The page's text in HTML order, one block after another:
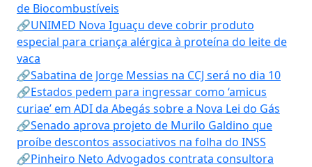
de Biocombustíveis
🔗UNIMED Nova Iguaçu deve cobrir produto
especial para criança alérgica à proteína do leite de
vaca
🔗Sabatina de Jorge Messias na CCJ será no dia 10
🔗Estados pedem para ingressar como ‘amicus
curiae’ em ADI da Abegás sobre a Nova Lei do Gás
🔗Senado aprova projeto de Murilo Galdino que
proíbe descontos associativos na folha do INSS
🔗Pinheiro Neto Advogados contrata consultora